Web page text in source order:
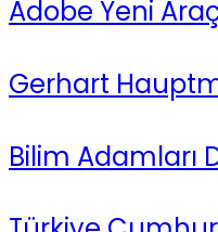
Adobe Yeni
Gerhart
Bilim Adamları